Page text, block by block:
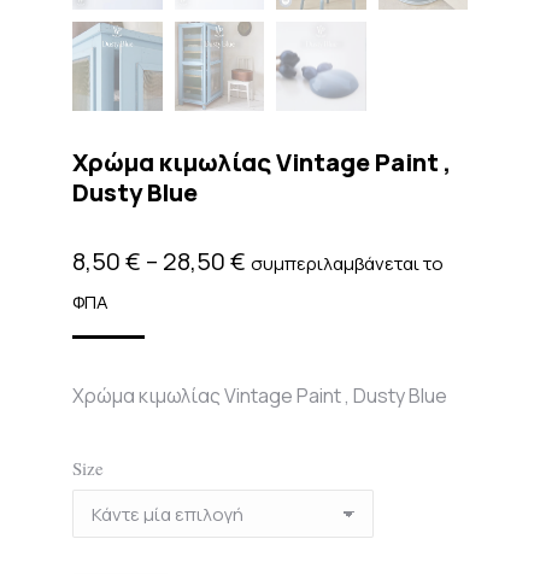
Χρώμα κιμωλίας Vintage Paint ,
Dusty Blue
8,50€ – 28,50€Price
28,50 €
συμπεριλαμβάνεται το
ΦΠΑ
Χρώμα κιμωλίας Vintage Paint , Dusty Blue
Size